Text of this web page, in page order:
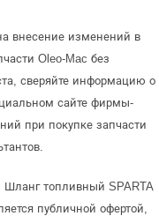
внесение изменений в
Oleo-Mac без
сверяйте информацию о
сайте фирмы-
при покупке запчасти
Шланг топливный SPARTA
публичной офертой,